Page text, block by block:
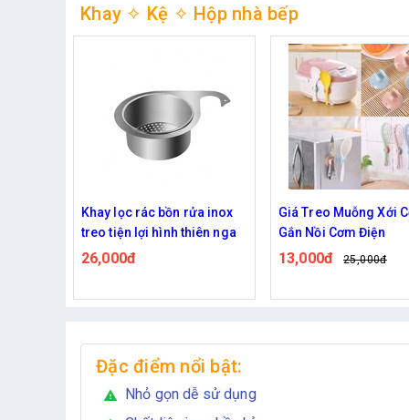
Khay ✧ Kệ ✧ Hộp nhà bếp
Giá Treo Muỗng Xới Cơm
Gắn Nồi Cơm Điện
13,000đ
Sét 8 dĩa hình gấu
89,000đ 145,000đ
Đặc điểm nổi bật:
warning Nhỏ gọn dễ sử dụng